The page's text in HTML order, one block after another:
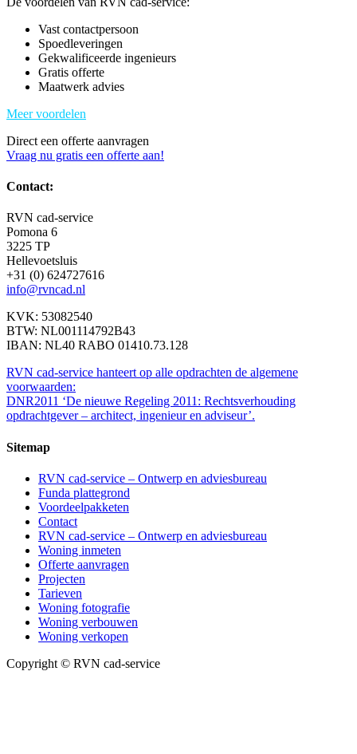
Vast contactpersoon
Spoedleveringen
Gekwalificeerde ingenieurs
Gratis offerte
Maatwerk advies
Meer voordelen
Direct een offerte aanvragen
Vraag nu gratis een offerte aan!
Contact:
RVN cad-service
Pomona 6
3225 TP
Hellevoetsluis
+31 (0) 624727616
info@rvncad.nl
KVK: 53082540
BTW: NL001114792B43
IBAN: NL40 RABO 01410.73.128
RVN cad-service hanteert op alle opdrachten de algemene
voorwaarden:
DNR2011 ‘De nieuwe Regeling 2011: Rechtsverhouding
opdrachtgever – architect, ingenieur en adviseur’.
Sitemap
RVN cad-service – Ontwerp en adviesbureau
Funda plattegrond
Voordeelpakketen
Contact
RVN cad-service – Ontwerp en adviesbureau
Woning inmeten
Offerte aanvragen
Projecten
Tarieven
Woning fotografie
Woning verbouwen
Woning verkopen
Copyright © RVN cad-service